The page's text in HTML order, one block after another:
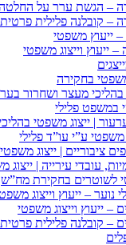
– הגשת ערר על
– קובלנה פלילית
ייעוץ משפטי
ייעוץ וייצוג משפטי
משפטי בחקירה
בהליכי מעצר ושחרור
במשפט פלילי
| ייצוג משפטי
משפטי ע”י עו”ד פלילי
ציבוריים | ייצוג משפטי
עובדי עירייה | ייצוג
לשוטרים בחקירת
נוער – ייעוץ וייצוג
– ייעוץ וייצוג משפטי
– קובלנה פלילית